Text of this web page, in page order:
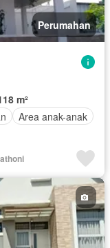
Perumahan
m²
Area anak-anak